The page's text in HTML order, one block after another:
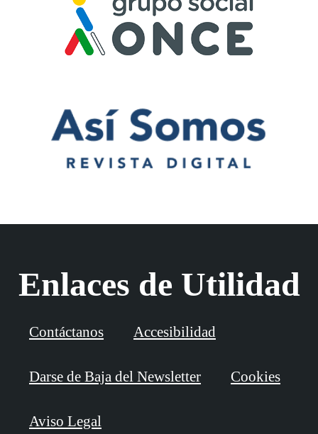
Enlaces de Utilidad
Contáctanos Accesibilidad
Darse de Baja del Newsletter Cookies
Aviso Legal